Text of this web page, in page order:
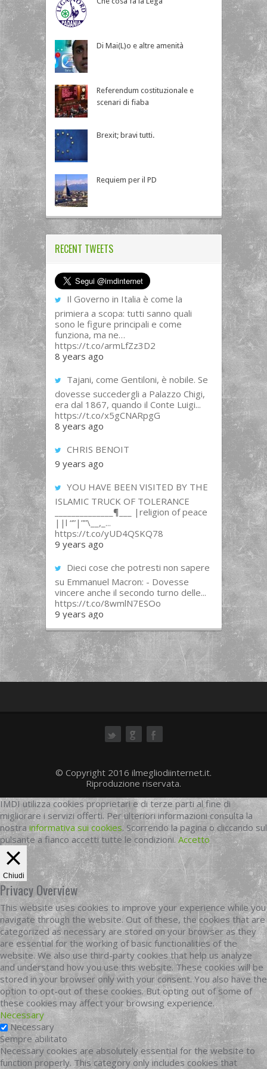
Di Mai(L)o e altre amenità
Referendum costituzionale e
scenari di fiaba
Brexit; bravi tutti.
Requiem per il PD
RECENT TWEETS
Il Governo in Italia è come la
primiera a scopa: tutti sanno quali
sono le figure principali e come
funziona, ma ne…
https://t.co/armLfZz3D2
8 years ago
Tajani, come Gentiloni, è nobile. Se
dovesse succedergli a Palazzo Chigi,
era dal 1867, quando il Conte Luigi...
https://t.co/x5gCNARpgG
8 years ago
CHRIS BENOIT
9 years ago
YOU HAVE BEEN VISITED BY THE
ISLAMIC TRUCK OF TOLERANCE
______________¶___ |religion of peace
||l “”|””\__,_...
https://t.co/yUD4QSKQ78
9 years ago
Dieci cose che potresti non sapere
su Emmanuel Macron: - Dovesse
vincere anche il secondo turno delle...
https://t.co/8wmlN7ESOo
9 years ago
© Copyright 2016 ilmegliodiinternet.it.
Riproduzione riservata.
IMDI utilizza cookies proprietari e di terze parti al fine di
migliorare i servizi offerti. Per ulteriori informazioni consulta la
nostrainformativa sui cookies. Scorrendo la pagina o cliccando sul
pulsante a fianco accetti tutte le condizioni. Accetto
Chiudi
Privacy Overview
This website uses cookies to improve your experience while you
navigate through the website. Out of these, the cookies that are
categorized as necessary are stored on your browser as they
are essential for the working of basic functionalities of the
website. We also use third-party cookies that help us analyze
and understand how you use this website. These cookies will be
stored in your browser only with your consent. You also have the
option to opt-out of these cookies. But opting out of some of
these cookies may affect your browsing experience.
Necessary
Necessary
Sempre abilitato
Necessary cookies are absolutely essential for the website to
function properly. This category only includes cookies that